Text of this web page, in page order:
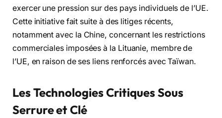
exercer une pression sur des pays individuels de l’UE.
Cette initiative fait suite à des litiges récents,
notamment avec la Chine, concernant les restrictions
commerciales imposées à la Lituanie, membre de
l’UE, en raison de ses liens renforcés avec Taïwan.
Les Technologies Critiques Sous
Serrure et Clé